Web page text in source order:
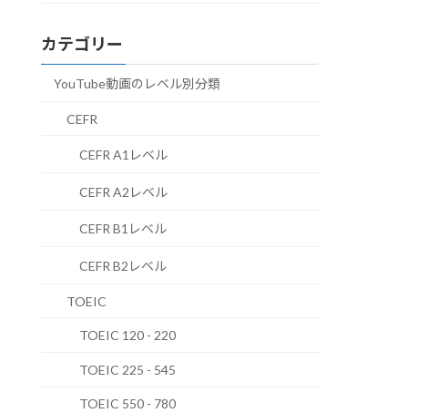
カテゴリー
YouTube動画のレベル別分類
CEFR
CEFR A1レベル
CEFR A2レベル
CEFR B1レベル
CEFR B2レベル
TOEIC
TOEIC 120 - 220
TOEIC 225 - 545
TOEIC 550 - 780